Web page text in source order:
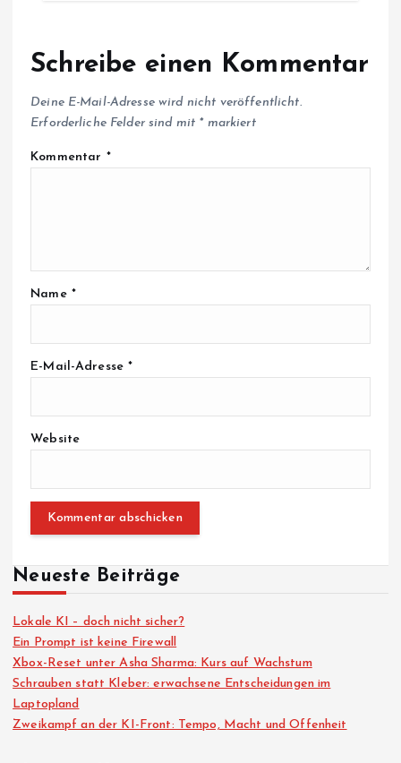
Schreibe einen Kommentar
Deine E-Mail-Adresse wird nicht veröffentlicht.
Erforderliche Felder sind mit *markiert
Kommentar *
Name *
E-Mail-Adresse*
Website
Neueste Beiträge
Lokale KI – doch nicht sicher?
Ein Prompt ist keine Firewall
Xbox-Reset unter Asha Sharma: Kurs auf Wachstum
Schrauben statt Kleber: erwachsene Entscheidungen im
Laptopland
Zweikampf an der KI-Front: Tempo, Macht und Offenheit